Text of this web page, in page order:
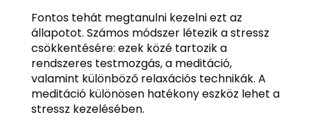
Fontos tehát megtanulni kezelni ezt az
állapotot. Számos módszer létezik a stressz
csökkentésére: ezek közé tartozik a
rendszeres testmozgás, a meditáció,
valamint különböző relaxációs technikák. A
meditáció különösen hatékony eszköz lehet a
stressz kezelésében.